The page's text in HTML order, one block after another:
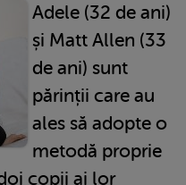
Adele (32 de ani)
și Matt Allen (33
de ani) sunt
părinții care au
ales să adopte o
metodă proprie
copii ai lor